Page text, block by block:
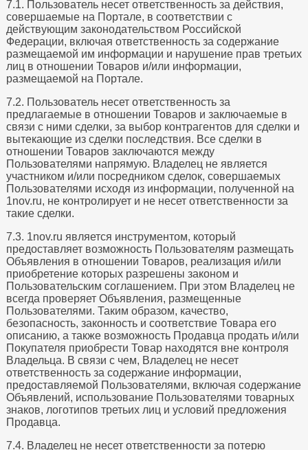
7.1. Пользователь несет ответственность за действия,
совершаемые на Портале, в соответствии с
действующим законодательством Российской
Федерации, включая ответственность за содержание
размещаемой им информации и нарушение прав третьих
лиц в отношении Товаров и/или информации,
размещаемой на Портале.
7.2. Пользователь несет ответственность за
предлагаемые в отношении Товаров и заключаемые в
связи с ними сделки, за выбор контрагентов для сделки и
вытекающие из сделки последствия. Все сделки в
отношении Товаров заключаются между
Пользователями напрямую. Владелец не является
участником и/или посредником сделок, совершаемых
Пользователями исходя из информации, полученной на
1nov.ru, не контролирует и не несет ответственности за
такие сделки.
7.3. 1nov.ru является инструментом, который
предоставляет возможность Пользователям размещать
Объявления в отношении Товаров, реализация и/или
приобретение которых разрешены законом и
Пользовательским соглашением. При этом Владелец не
всегда проверяет Объявления, размещенные
Пользователями. Таким образом, качество,
безопасность, законность и соответствие Товара его
описанию, а также возможность Продавца продать и/или
Покупателя приобрести Товар находятся вне контроля
Владельца. В связи с чем, Владелец не несет
ответственность за содержание информации,
предоставляемой Пользователями, включая содержание
Объявлений, использование Пользователями товарных
знаков, логотипов третьих лиц и условий предложения
Продавца.
7.4. Владелец не несет ответственности за потерю